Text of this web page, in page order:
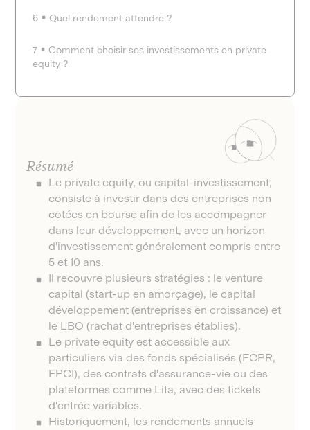
6 Quel rendement attendre ?
7
Comment choisir ses investissements en private
equity ?
Résumé
Le private equity, ou capital-investissement,
consiste à investir dans des entreprises non
cotées en bourse afin de les accompagner
dans leur développement, avec un horizon
d'investissement généralement compris entre
5 et 10 ans.
Il recouvre plusieurs stratégies : le venture
capital (start-up en amorçage), le capital
développement (entreprises en croissance) et
le LBO (rachat d'entreprises établies).
Le private equity est accessible aux
particuliers via des fonds spécialisés (FCPR,
FPCI), des contrats d'assurance-vie ou des
plateformes comme Lita, avec des tickets
d'entrée variables.
Historiquement, les rendements annuels